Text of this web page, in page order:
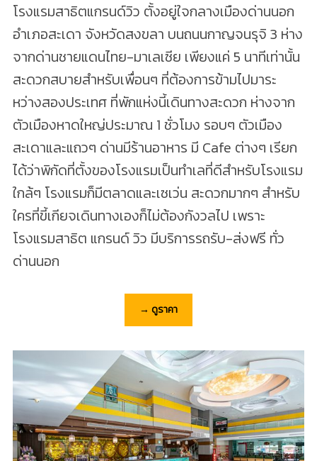
โรงแรมสาธิตแกรนด์วิว ตั้งอยู่ใจกลางเมืองด่านนอก
อำเภอสะเดา จังหวัดสงขลา บนถนนกาญจนรุจิ 3 ห่าง
จากด่านชายแดนไทย-มาเลเซีย เพียงแค่ 5 นาทีเท่านั้น
สะดวกสบายสำหรับเพื่อนๆ ที่ต้องการข้ามไปมาระ
หว่างสองประเทศ ที่พักแห่งนี้เดินทางสะดวก ห่างจาก
ตัวเมืองหาดใหญ่ประมาณ 1 ชั่วโมง รอบๆ ตัวเมือง
สะเดาและแถวๆ ด่านมีร้านอาหาร มี Cafe ต่างๆ เรียก
ได้ว่าพิกัดที่ตั้งของโรงแรมเป็นทำเลที่ดีสำหรับโรงแรม
ใกล้ๆ โรงแรมก็มีตลาดและเซเว่น สะดวกมากๆ สำหรับ
ใครที่ขี้เกียจเดินทางเองก็ไม่ต้องกังวลไป เพราะ
โรงแรมสาธิต แกรนด์ วิว มีบริการรถรับ-ส่งฟรี ทั่ว
ด่านนอก
→ ดูราคา